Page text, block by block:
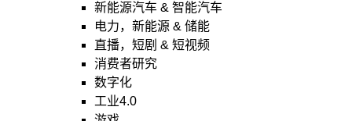
新能源汽车 & 智能汽车
电力，新能源 & 储能
直播，短剧 & 短视频
消费者研究
数字化
工业4.0